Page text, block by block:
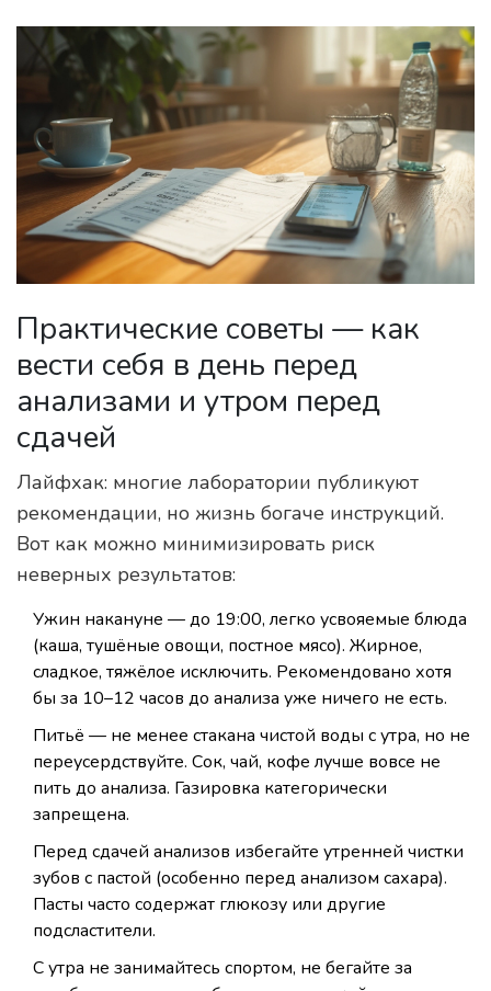
Практические советы — как
вести себя в день перед
анализами и утром перед
сдачей
Лайфхак: многие лаборатории публикуют
рекомендации, но жизнь богаче инструкций.
Вот как можно минимизировать риск
неверных результатов:
Ужин накануне — до 19:00, легко усвояемые блюда
(каша, тушёные овощи, постное мясо). Жирное,
сладкое, тяжёлое исключить. Рекомендовано хотя
бы за 10–12 часов до анализа уже ничего не есть.
Питьё — не менее стакана чистой воды с утра, но не
переусердствуйте. Сок, чай, кофе лучше вовсе не
пить до анализа. Газировка категорически
запрещена.
Перед сдачей анализов избегайте утренней чистки
зубов с пастой (особенно перед анализом сахара).
Пасты часто содержат глюкозу или другие
подсластители.
С утра не занимайтесь спортом, не бегайте за